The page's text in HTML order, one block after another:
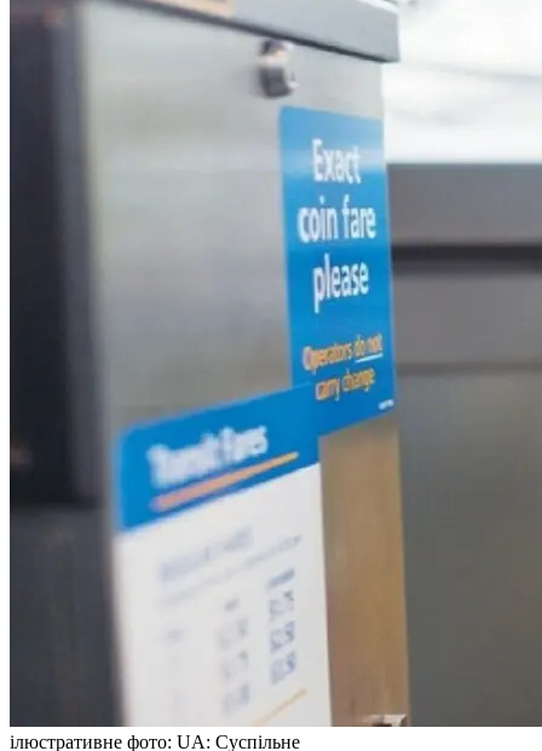
ілюстративне фото: UA: Суспільне